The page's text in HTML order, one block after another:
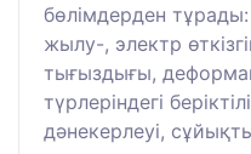
бөлімдерден
жылу-, электр
тығыздығы,
түрлеріндегі
дәнекерлеуі,